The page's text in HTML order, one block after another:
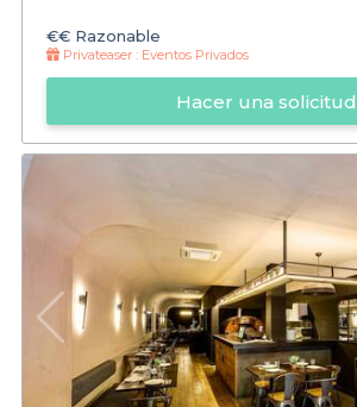
€€ Razonable
Privateaser : Eventos Privados
Hacer una solicitud